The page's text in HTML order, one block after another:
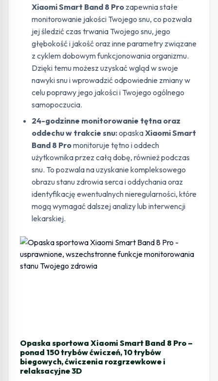
Xiaomi Smart Band 8 Pro zapewnia stałe
monitorowanie jakości Twojego snu, co pozwala
jej śledzić czas trwania Twojego snu, jego
głębokość i jakość oraz inne parametry związane
z cyklem dobowym funkcjonowania organizmu.
Dzięki temu możesz uzyskać wgląd w swoje
nawyki snu i wprowadzić odpowiednie zmiany w
celu poprawy jego jakości i Twojego ogólnego
samopoczucia.
24-godzinne monitorowanie tętna oraz
oddechu w trakcie snu:opaskaXiaomi Smart
Band 8 Promonitoruje tętno i oddech
użytkownika przez całą dobę, również podczas
snu. To pozwala na uzyskanie kompleksowego
obrazu stanu zdrowia serca i oddychania oraz
identyfikację ewentualnych nieregularności, które
mogą wymagać dalszej analizy lub interwencji
lekarskiej.
Opaska sportowa Xiaomi Smart Band 8 Pro –
ponad 150 trybów ćwiczeń, 10 trybów
biegowych, ćwiczenia rozgrzewkowe i
relaksacyjne 3D